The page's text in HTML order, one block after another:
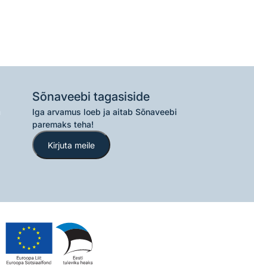
Sõnaveebi tagasiside
Iga arvamus loeb ja aitab Sõnaveebi
paremaks teha!
Kirjuta meile